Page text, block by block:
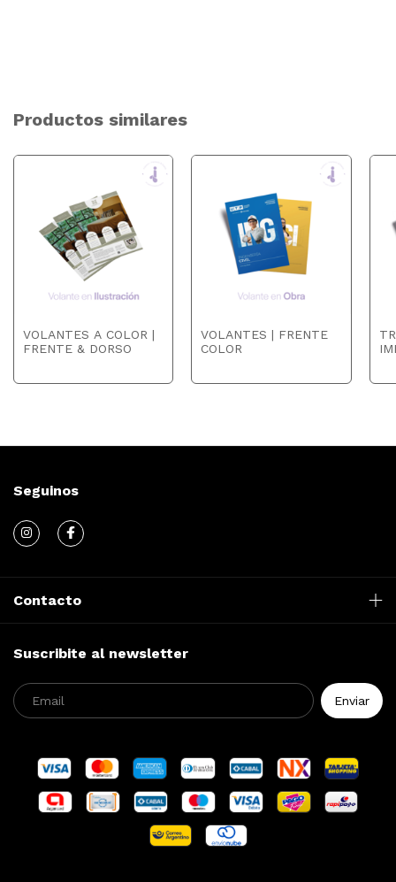
Productos similares
VOLANTES A COLOR |
FRENTE & DORSO
VOLANTES | FRENTE
COLOR
Seguinos
Contacto
Suscribite al newsletter